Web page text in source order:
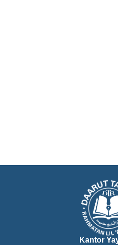
Kantor